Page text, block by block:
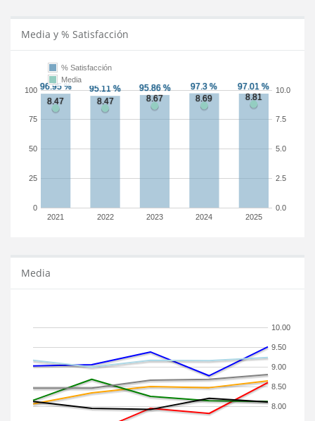
Media y % Satisfacción
2021 2022 2023 2024 2025
0
25
50
75
100
0.0
2.5
5.0
7.5
10.0
% Satisfacción
Media
Media
8.00
8.50
9.00
9.50
10.00